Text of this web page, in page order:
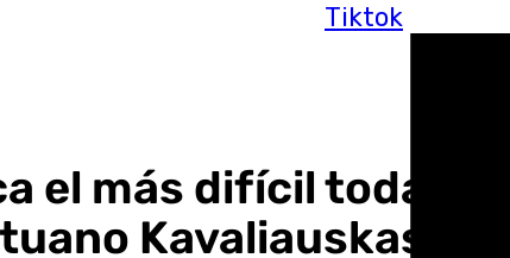
Tiktok
el más difícil
Kavaliauskas